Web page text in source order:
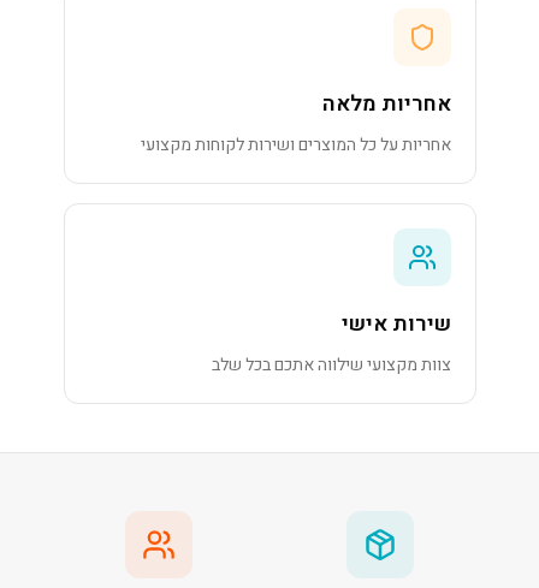
אחריות מלאה
אחריות על כל המוצרים ושירות לקוחות מקצועי
שירות אישי
צוות מקצועי שילווה אתכם בכל שלב